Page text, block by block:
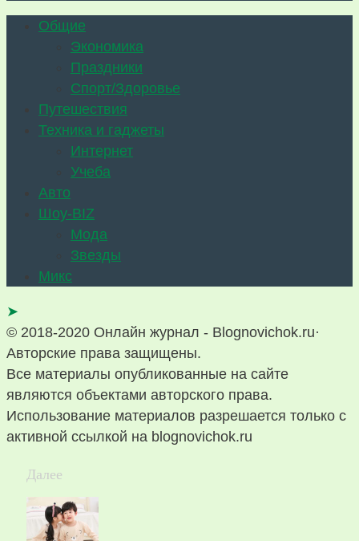
Общие
Экономика
Праздники
Спорт/Здоровье
Путешествия
Техника и гаджеты
Интернет
Учеба
Авто
Шоу-BIZ
Мода
Звезды
Микс
➤
© 2018-2020 Онлайн журнал - Blognovichok.ru·
Авторские права защищены.
Все материалы опубликованные на сайте
являются объектами авторского права.
Использование материалов разрешается только с
активной ссылкой на blognovichok.ru
Далее